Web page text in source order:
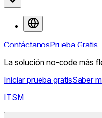
ContáctanosPrueba Gratis
La solución no-code más
Iniciar prueba gratisSaber
ITSM